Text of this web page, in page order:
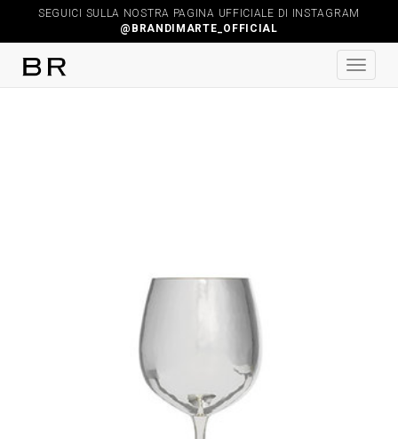
SEGUICI SULLA NOSTRA PAGINA UFFICIALE DI INSTAGRAM
@BRANDIMARTE_OFFICIAL